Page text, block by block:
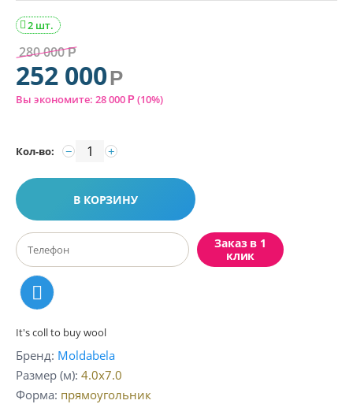
2 шт.

280 000 Р
252 000Р
Вы экономите: 28 000 Р (10%)
Кол-во: +
−
В КОРЗИНУ
Заказ в 1
клик
It's coll to buy wool
Бренд Moldabela
Размер (м) 4.0x7.0
Форма прямоугольник